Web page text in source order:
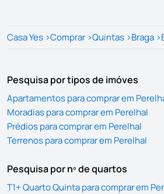
Casa Yes >Comprar >Quintas >Braga >
Pesquisa por tipos de imóves
Apartamentos para comprar em
Moradias para comprar em Perelhal
Prédios para comprar em Perelhal
Terrenos para comprar em Perelhal
Pesquisa por nº de quartos
T1+ Quarto Quinta para comprar em